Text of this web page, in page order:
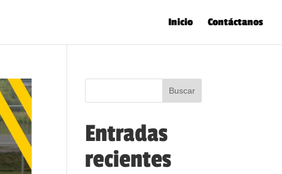
Inicio Contáctanos
Entradas
recientes